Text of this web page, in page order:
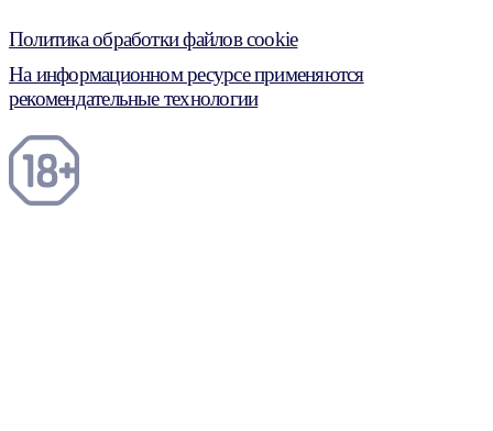
Политика обработки файлов cookie
На информационном ресурсе применяются
рекомендательные технологии